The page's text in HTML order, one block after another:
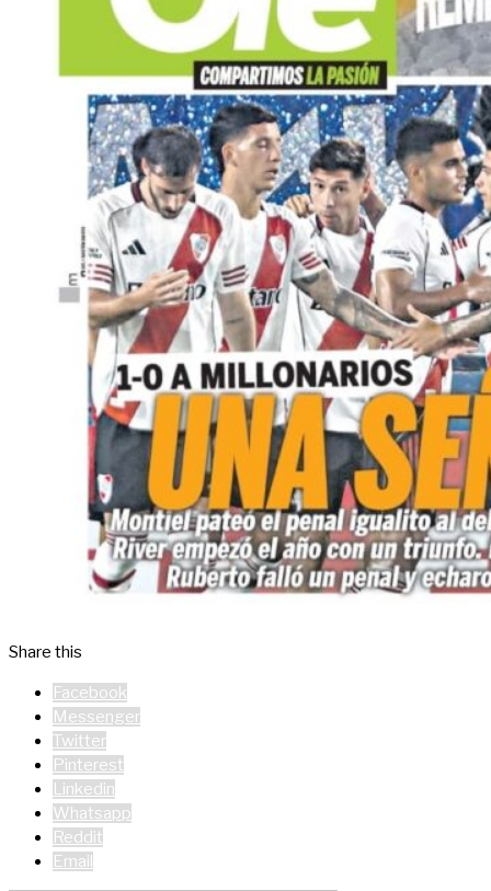
Share this
Facebook
Messenger
Twitter
Pinterest
Linkedin
Whatsapp
Reddit
Email